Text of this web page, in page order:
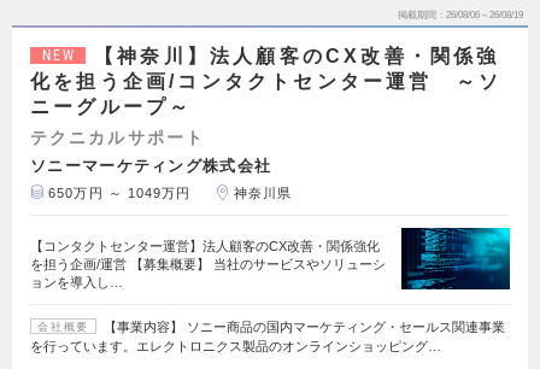
掲載期間 26/08/06～26/08/19
NEW
【神奈川】法人顧客のCX改善・関係強
化を担う企画/コンタクトセンター運営 ～ソ
ニーグループ～
テクニカルサポート
ソニーマーケティング株式会社
650万円 ～ 1049万円 神奈川県
【コンタクトセンター運営】法人顧客のCX改善・関係強化
を担う企画/運営 【募集概要】 当社のサービスやソリューシ
ョンを導入し…
会社概要
【事業内容】 ソニー商品の国内マーケティング・セールス関連事業
を行っています。エレクトロニクス製品のオンラインショッピング…